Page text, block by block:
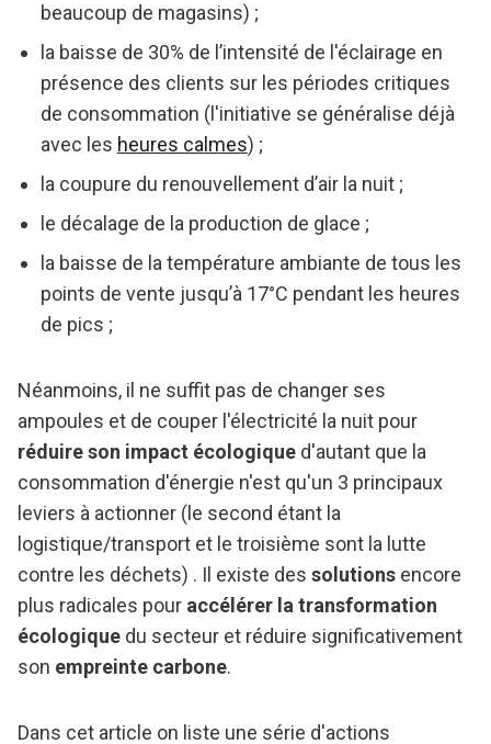
beaucoup de magasins) ;
la baisse de 30% de l’intensité de l'éclairage en
présence des clients sur les périodes critiques
de consommation (l'initiative se généralise déjà
avec les heures calmes) ;
la coupure du renouvellement d’air la nuit ;
le décalage de la production de glace ;
la baisse de la température ambiante de tous les
points de vente jusqu’à 17°C pendant les heures
de pics ;
Néanmoins, il ne suffit pas de changer ses
ampoules et de couper l'électricité la nuit pour
réduire son impact écologique d'autant que la
consommation d'énergie n'est qu'un 3 principaux
leviers à actionner (le second étant la
logistique/transport et le troisième sont la lutte
contre les déchets) . Il existe des solutions encore
plus radicales pour accélérer la transformation
écologique du secteur et réduire significativement
son empreinte carbone.
Dans cet article on liste une série d'actions